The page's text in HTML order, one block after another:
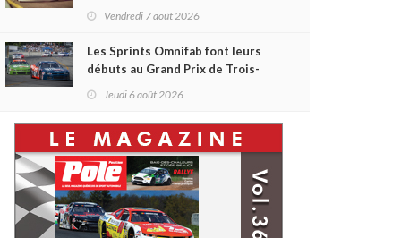
1976
Vendredi 7 août 2026
Les Sprints Omnifab font leurs
débuts au Grand Prix de Trois-
Rivières avec un format inspiré
Jeudi 6 août 2026